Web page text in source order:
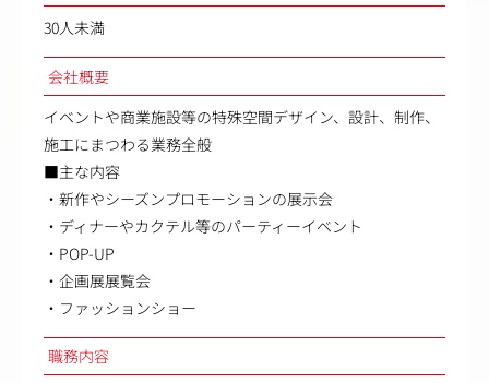
30人未満
会社概要
イベントや商業施設等の特殊空間デザイン、設計、制作、
施工にまつわる業務全般
■主な内容
・新作やシーズンプロモーションの展示会
・ディナーやカクテル等のパーティーイベント
・POP-UP
・企画展展覧会
・ファッションショー
職務内容